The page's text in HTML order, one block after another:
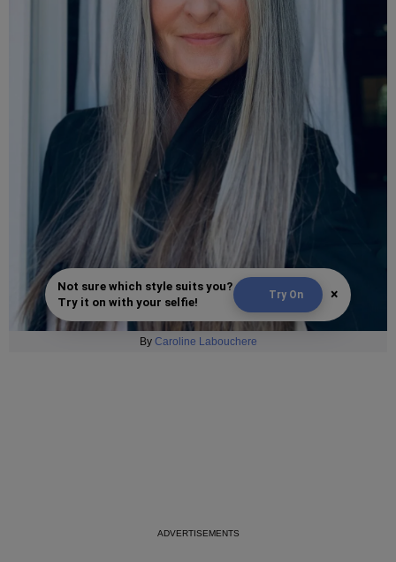
Not sure which style suits you?
Try it on with your selfie!
Try On ×
By Caroline Labouchere